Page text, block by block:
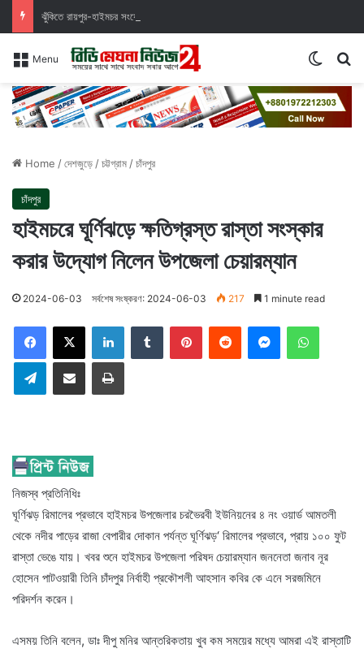
ঝুঁকিতে রায়পুর-হাইমচর সংযোগ সড়ক, ধসে পড়ছে পুরাতন কালভার্ট।
Menu
Home /দেশজুড়ে/চট্টগ্রাম/চাঁদপুর
চাঁদপুর
হাইমচরে ঘূর্ণিঝড়ে ক্ষতিগ্রস্ত রাস্তা সংস্কার
করার উদ্যােগ নিলেন উপজেলা চেয়ারম্যান
2024-06-03 সর্বশেষ সংষ্করণ: 2024-06-03 217 1 minute read
Facebook
X LinkedInTumblr PinterestReddit Messenger
TelegramShare via Email Print
নিজস্ব প্রতিনিধিঃ
ঘূর্ণিঝড় রিমালের প্রভাবে হাইমচর উপজেলার চরভৈরবী ইউনিয়নের ৪ নং ওয়ার্ড আমতলী
থেকে নদীর পাড়ের রাজা বেপারীর দোকান পর্যন্ত ঘূর্ণিঝড়‘ রিমালের প্রভাবে, প্রায় ১০০ ফুট
রাস্তা ভেঙে যায়। খবর শুনে হাইমচর উপজেলা পরিষদ চেয়ারম্যান জননেতা জনাব নূর
হোসেন পাটওয়ারী তিনি চাঁদপুর নির্বাহী প্রকৌশলী আহসান কবির কে এনে সরজমিনে
পরিদর্শন করেন।
এসময় তিনি বলেন, ডাঃ দীপু মনির আন্তরিকতায় খুব কম সময়ের মধ্যে আমরা এই রাস্তাটি